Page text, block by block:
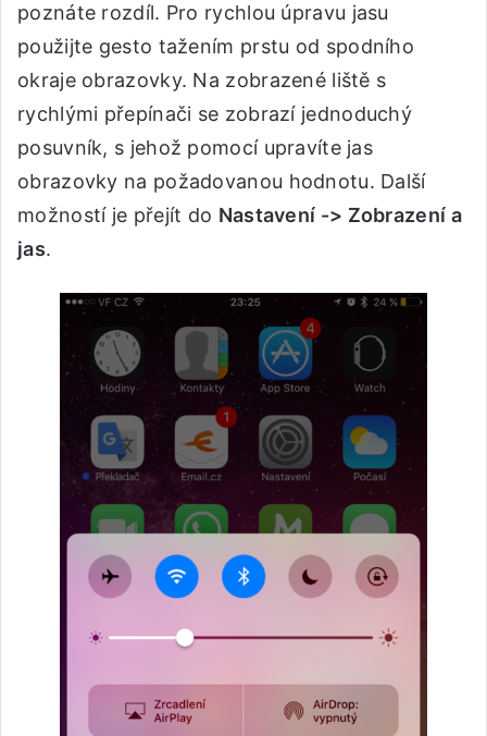
poznáte rozdíl. Pro rychlou úpravu jasu
použijte gesto tažením prstu od spodního
okraje obrazovky. Na zobrazené liště s
rychlými přepínači se zobrazí jednoduchý
posuvník, s jehož pomocí upravíte jas
obrazovky na požadovanou hodnotu. Další
možností je přejít do Nastavení -> Zobrazení a
jas.